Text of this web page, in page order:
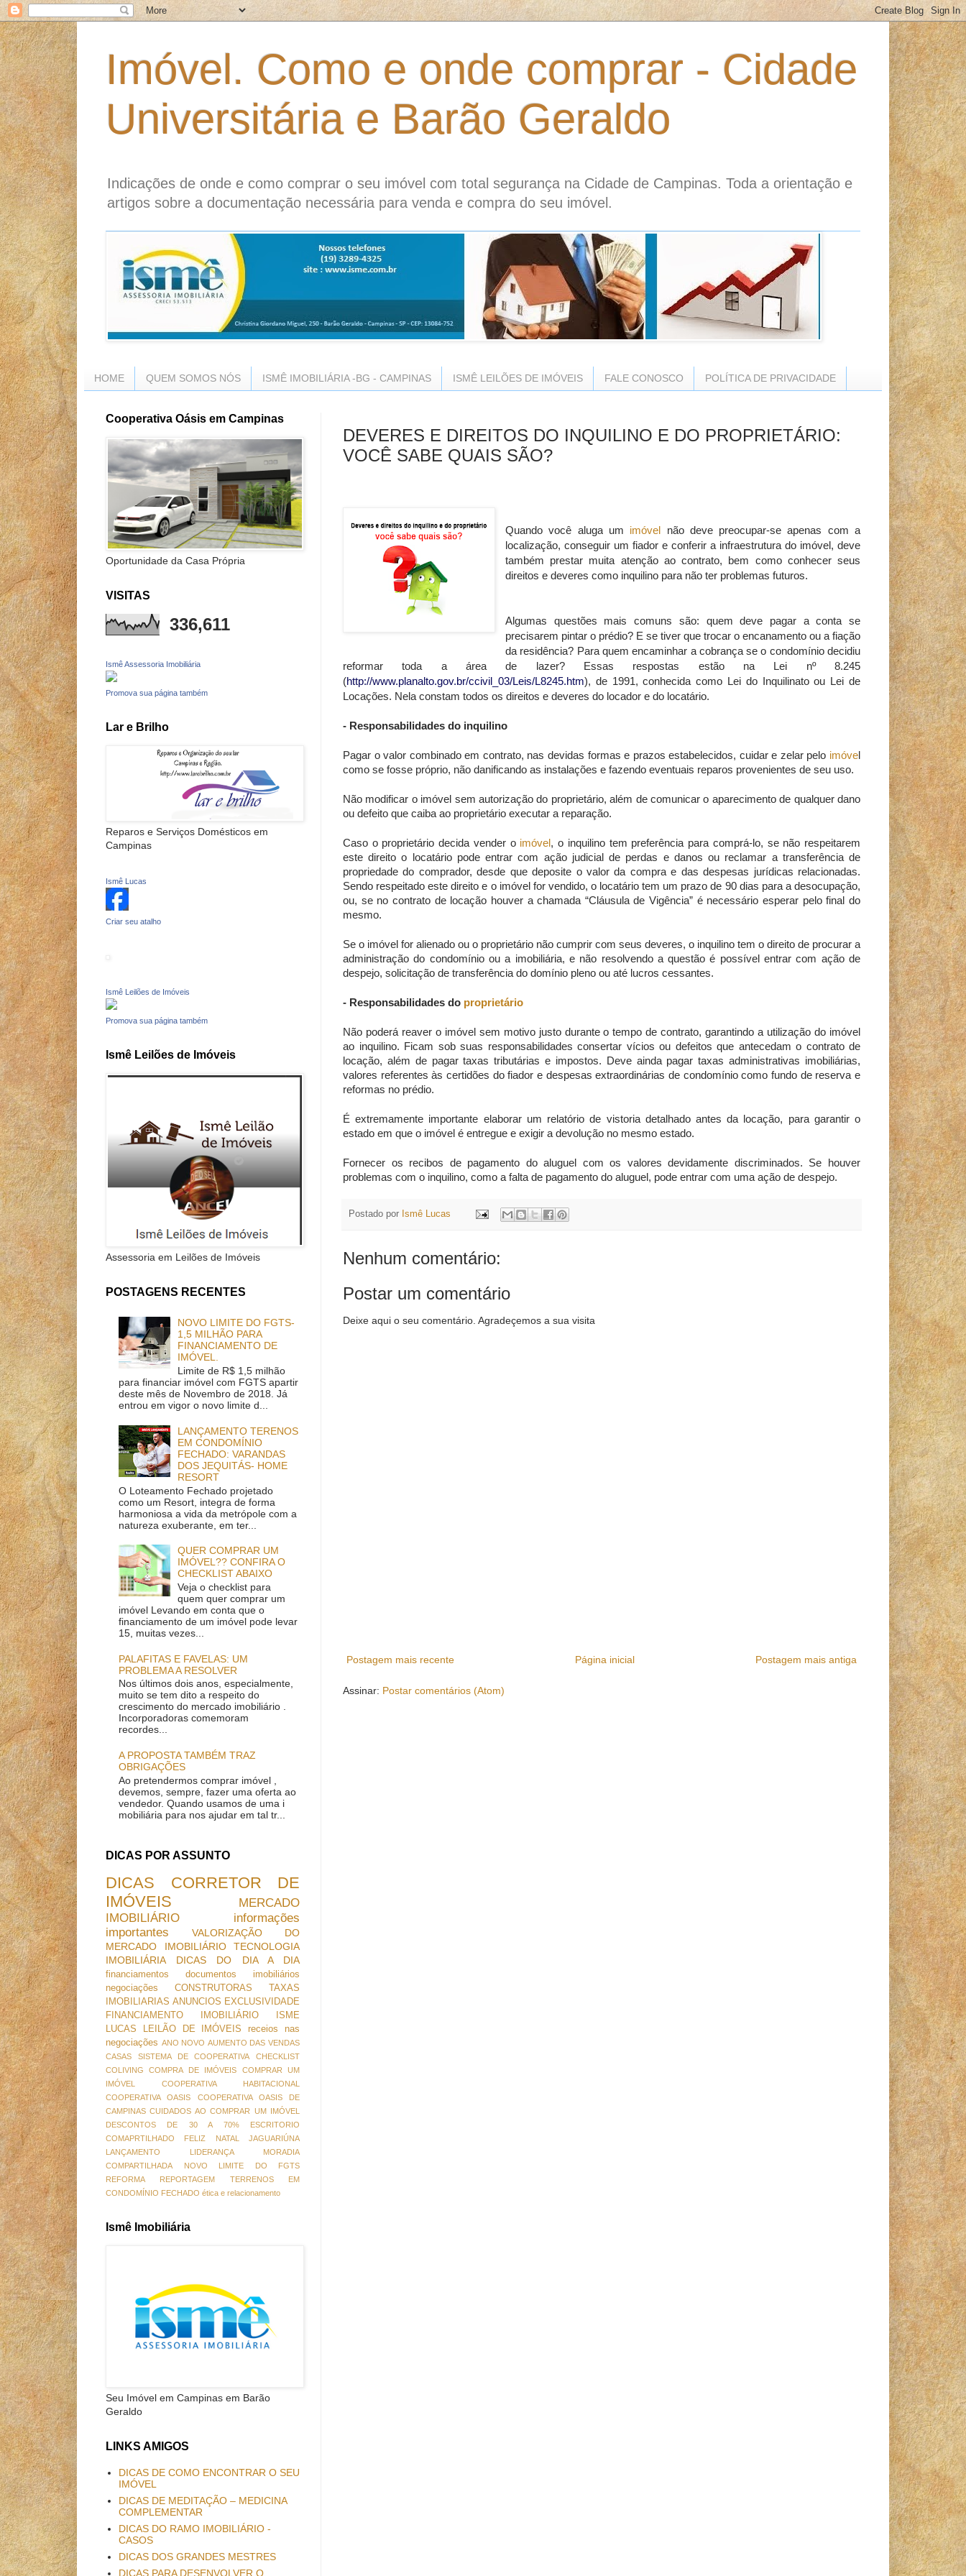
Imóvel. Como e onde comprar - Cidade
Universitária e Barão Geraldo
Indicações de onde e como comprar o seu imóvel com total segurança na Cidade de Campinas. Toda a orientação e
artigos sobre a documentação necessária para venda e compra do seu imóvel.
HOME QUEM SOMOS NÓS ISMÊ IMOBILIÁRIA -BG - CAMPINAS ISMÊ LEILÕES DE IMÓVEIS FALE CONOSCO POLÍTICA DE PRIVACIDADE
DEVERES E DIREITOS DO INQUILINO E DO PROPRIETÁRIO:
VOCÊ SABE QUAIS SÃO?
Quando você aluga um imóvel
não deve preocupar-se apenas com a
localização, conseguir um fiador e conferir a infraestrutura do imóvel, deve
também prestar muita atenção ao contrato, bem como conhecer seus
direitos e deveres como inquilino para não ter problemas futuros.
Algumas questões mais comuns são: quem deve pagar a conta se
precisarem pintar o prédio? E se tiver que trocar o encanamento ou a fiação
da residência? Para quem encaminhar a cobrança se o condomínio decidiu
reformar toda a área de lazer? Essas respostas estão na Lei nº 8.245
(http://www.planalto.gov.br/ccivil_03/Leis/L8245.htm), de 1991, conhecida como Lei do Inquilinato ou Lei de
Locações. Nela constam todos os direitos e deveres do locador e do locatário.
- Responsabilidades do inquilino
Pagar o valor combinado em contrato, nas devidas formas e prazos estabelecidos, cuidar e zelar pelo imóve
como se fosse próprio, não danificando as instalações e fazendo eventuais reparos provenientes de seu uso.
Não modificar o imóvel sem autorização do proprietário, além de comunicar o aparecimento de qualquer dano
ou defeito que caiba ao proprietário executar a reparação.
Caso o proprietário decida vender o imóvel , o inquilino tem preferência para comprá-lo, se não respeitarem
este direito o locatário pode entrar com ação judicial de perdas e danos ou reclamar a transferência de
propriedade do comprador, desde que deposite o valor da compra e das despesas jurídicas relacionadas.
Sendo respeitado este direito e o imóvel for vendido, o locatário tem um prazo de 90 dias para a desocupação,
ou, se no contrato de locação houver a chamada “Cláusula de Vigência” é necessário esperar pelo final do
mesmo.
Se o imóvel for alienado ou o proprietário não cumprir com seus deveres, o inquilino tem o direito de procurar a
administração do condomínio ou a imobiliária, e não resolvendo a questão é possível entrar com ação de
despejo, solicitação de transferência do domínio pleno ou até lucros cessantes.
- Responsabilidades do proprietário
Não poderá reaver o imóvel sem motivo justo durante o tempo de contrato, garantindo a utilização do imóvel
ao inquilino. Ficam sob suas responsabilidades consertar vícios ou defeitos que antecedam o contrato de
locação, além de pagar taxas tributárias e impostos. Deve ainda pagar taxas administrativas imobiliárias,
valores referentes às certidões do fiador e despesas extraordinárias de condomínio como fundo de reserva e
reformas no prédio.
É extremamente importante elaborar um relatório de vistoria detalhado antes da locação, para garantir o
estado em que o imóvel é entregue e exigir a devolução no mesmo estado.
Fornecer os recibos de pagamento do aluguel com os valores devidamente discriminados. Se houver
problemas com o inquilino, como a falta de pagamento do aluguel, pode entrar com uma ação de despejo.
Postado por Ismê Lucas
Nenhum comentário:
Postar um comentário
Deixe aqui o seu comentário. Agradeçemos a sua visita
Postagem mais recente Postagem mais antiga
Página inicial
Assinar: Postar comentários (Atom)
Cooperativa Oásis em Campinas
Oportunidade da Casa Própria
VISITAS
336,611
Ismê Assessoria Imobiliária
Promova sua página também
Lar e Brilho
Reparos e Serviços Domésticos em
Campinas
Ismê Lucas
Criar seu atalho
Ismê Leilões de Imóveis
Promova sua página também
Ismê Leilões de Imóveis
Assessoria em Leilões de Imóveis
POSTAGENS RECENTES
NOVO LIMITE DO FGTS-
1,5 MILHÃO PARA
FINANCIAMENTO DE
IMÓVEL.
Limite de R$ 1,5 milhão
para financiar imóvel com FGTS apartir
deste mês de Novembro de 2018. Já
entrou em vigor o novo limite d...
LANÇAMENTO TERENOS
EM CONDOMÍNIO
FECHADO: VARANDAS
DOS JEQUITÁS- HOME
RESORT
O Loteamento Fechado projetado
como um Resort, integra de forma
harmoniosa a vida da metrópole com a
natureza exuberante, em ter...
QUER COMPRAR UM
IMÓVEL?? CONFIRA O
CHECKLIST ABAIXO
Veja o checklist para
quem quer comprar um
imóvel Levando em conta que o
financiamento de um imóvel pode levar
15, muitas vezes...
PALAFITAS E FAVELAS: UM
PROBLEMA A RESOLVER
Nos últimos dois anos, especialmente,
muito se tem dito a respeito do
crescimento do mercado imobiliário .
Incorporadoras comemoram
recordes...
A PROPOSTA TAMBÉM TRAZ
OBRIGAÇÕES
Ao pretendermos comprar imóvel ,
devemos, sempre, fazer uma oferta ao
vendedor. Quando usamos de uma i
mobiliária para nos ajudar em tal tr...
DICAS POR ASSUNTO
DICAS
CORRETOR DE
IMÓVEIS
MERCADO
IMOBILIÁRIO
informações
importantes
VALORIZAÇÃO DO
MERCADO IMOBILIÁRIO
TECNOLOGIA
IMOBILIÁRIA
DICAS DO DIA A DIA
financiamentos
documentos imobiliários
negociações
CONSTRUTORAS
TAXAS
IMOBILIARIAS ANUNCIOS EXCLUSIVIDADE
FINANCIAMENTO IMOBILIÁRIO
ISME
LUCAS
LEILÃO DE IMÓVEIS
receios nas
negociações ANO NOVO AUMENTO DAS VENDAS
CASAS SISTEMA DE COOPERATIVA
CHECKLIST
COLIVING
COMPRA DE IMÓVEIS
COMPRAR UM
IMÓVEL
COOPERATIVA HABITACIONAL
COOPERATIVA OASIS
COOPERATIVA OASIS DE
CAMPINAS CUIDADOS AO COMPRAR UM IMÓVEL
DESCONTOS DE 30 A 70%
ESCRITORIO
COMAPRTILHADO
FELIZ NATAL
JAGUARIÚNA
LANÇAMENTO
LIDERANÇA
MORADIA
COMPARTILHADA
NOVO LIMITE DO FGTS
REFORMA
REPORTAGEM
TERRENOS EM
CONDOMÍNIO FECHADO ética e relacionamento
Ismê Imobiliária
Seu Imóvel em Campinas em Barão
Geraldo
LINKS AMIGOS
DICAS DE COMO ENCONTRAR O SEU
IMÓVEL
DICAS DE MEDITAÇÃO – MEDICINA
COMPLEMENTAR
DICAS DO RAMO IMOBILIÁRIO -
CASOS
DICAS DOS GRANDES MESTRES
DICAS PARA DESENVOLVER O